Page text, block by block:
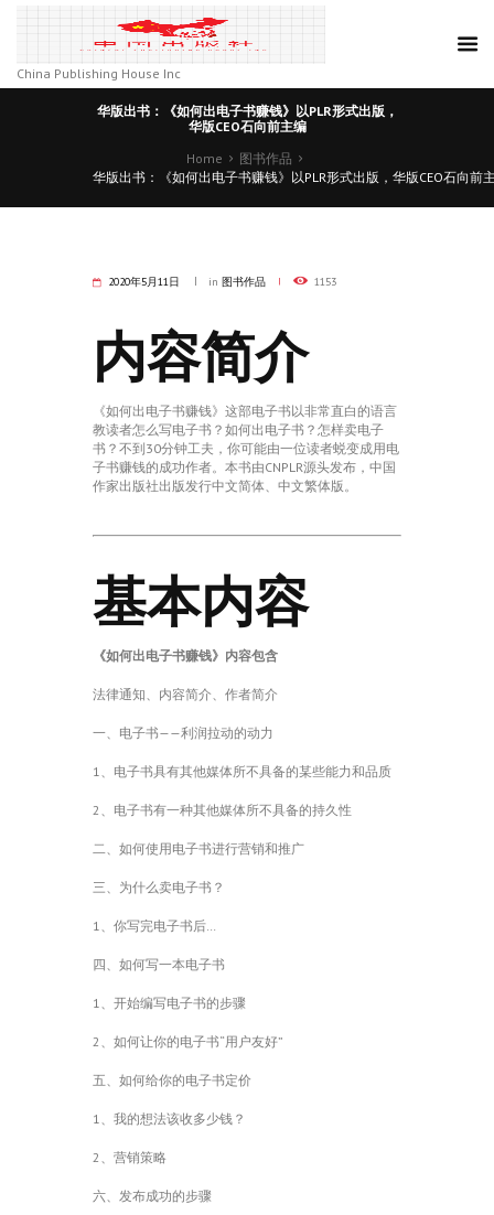
China Publishing House Inc
华版出书：《如何出电子书赚钱》以PLR形式出版，
华版CEO石向前主编
Home
图书作品
华版出书：《如何出电子书赚钱》以PLR形式出版，华版CEO石向前
2020年5月11日 in 图书作品 1153
内容简介
《如何出电子书赚钱》这部电子书以非常直白的语言
教读者怎么写电子书？如何出电子书？怎样卖电子
书？不到30分钟工夫，你可能由一位读者蜕变成用电
子书赚钱的成功作者。本书由CNPLR源头发布，中国
作家出版社出版发行中文简体、中文繁体版。
基本内容
《如何出电子书赚钱》内容包含
法律通知、内容简介、作者简介
一、电子书——利润拉动的动力
1、电子书具有其他媒体所不具备的某些能力和品质
2、电子书有一种其他媒体所不具备的持久性
二、如何使用电子书进行营销和推广
三、为什么卖电子书？
1、你写完电子书后…
四、如何写一本电子书
1、开始编写电子书的步骤
2、如何让你的电子书“用户友好”
五、如何给你的电子书定价
1、我的想法该收多少钱？
2、营销策略
六、发布成功的步骤